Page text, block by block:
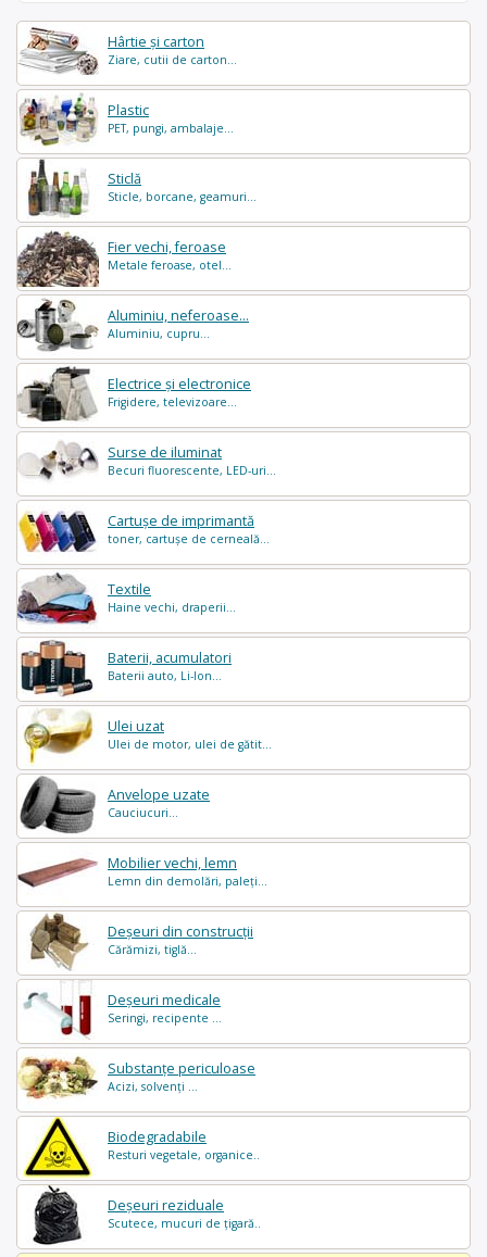
Hârtie și carton
Ziare, cutii de carton...
Plastic
PET, pungi, ambalaje...
Sticlă
Sticle, borcane, geamuri...
Fier vechi, feroase
Metale feroase, otel...
Aluminiu, neferoase...
Aluminiu, cupru...
Electrice și electronice
Frigidere, televizoare...
Surse de iluminat
Becuri fluorescente, LED-uri...
Cartușe de imprimantă
toner, cartușe de cerneală...
Textile
Haine vechi, draperii...
Baterii, acumulatori
Baterii auto, Li-Ion...
Ulei uzat
Ulei de motor, ulei de gătit...
Anvelope uzate
Cauciucuri...
Mobilier vechi, lemn
Lemn din demolări, paleți...
Deșeuri din construcții
Cărămizi, tiglă...
Deșeuri medicale
Seringi, recipente ...
Substanțe periculoase
Acizi, solvenți ...
Biodegradabile
Resturi vegetale, organice..
Deșeuri reziduale
Scutece, mucuri de țigară..